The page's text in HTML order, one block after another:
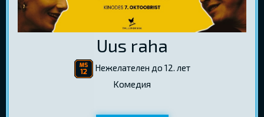
Uus raha
Нежелателен до 12. лет
Kомедия